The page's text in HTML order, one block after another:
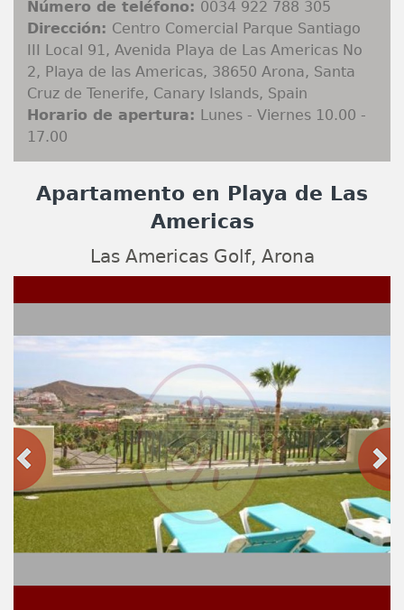
Número de teléfono: 0034 922 788 305
Dirección: Centro Comercial Parque Santiago
III Local 91, Avenida Playa de Las Americas No
2, Playa de las Americas, 38650 Arona, Santa
Cruz de Tenerife, Canary Islands, Spain
Horario de apertura: Lunes - Viernes 10.00 -
17.00
Apartamento en Playa de Las
Americas
Las Americas Golf, Arona